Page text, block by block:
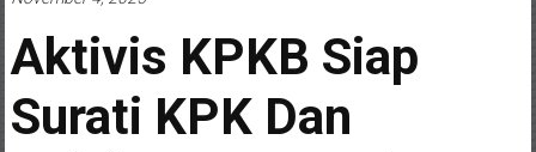
Aktivis KPKB Siap
Surati KPK Dan